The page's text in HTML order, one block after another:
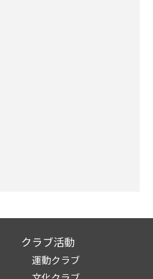
クラブ活動
運動クラブ